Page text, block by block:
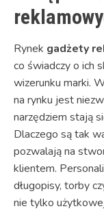
Rynek gadżety
co świadczy o ich
wizerunku marki.
na rynku jest
narzędziem stają
Dlaczego są tak
pozwalają na
klientem.
długopisy, torby
nie tylko